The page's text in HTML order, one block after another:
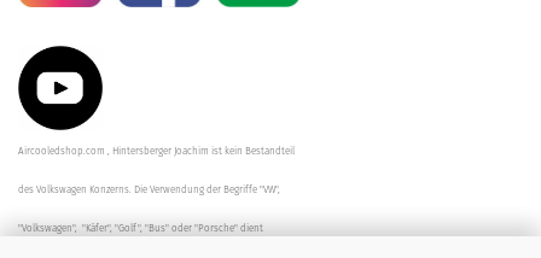
Aircooledshop.com , Hintersberger Joachim ist kein Bestandteil
des Volkswagen Konzerns. Die Verwendung der Begriffe "VW",
"Volkswagen", "Käfer", "Golf", "Bus" oder "Porsche" dient